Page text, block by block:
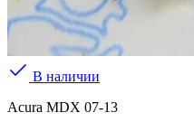
В наличии
Acura MDX 07-13